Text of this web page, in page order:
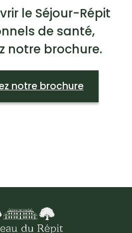
le Séjour-Répit
de santé,
notre brochure.
notre brochure